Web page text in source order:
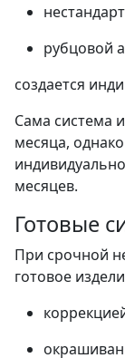
рубцовой
создается
Сама система
месяца,
месяцев.
Готовые
При срочной
готовое